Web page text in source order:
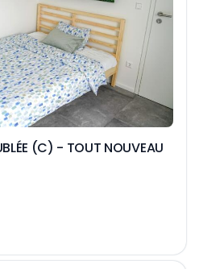
(C) - TOUT NOUVEAU